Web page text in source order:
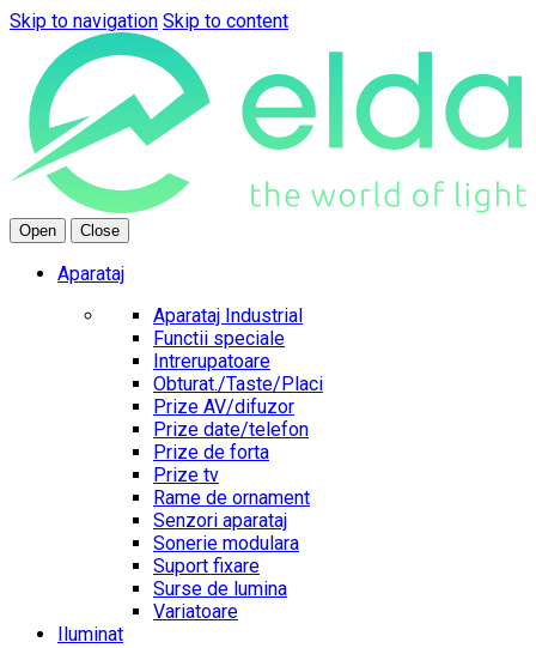
Skip to navigation Skip to content
Open Close
Aparataj
Aparataj Industrial
Functii speciale
Intrerupatoare
Obturat./Taste/Placi
Prize AV/difuzor
Prize date/telefon
Prize de forta
Prize tv
Rame de ornament
Senzori aparataj
Sonerie modulara
Suport fixare
Surse de lumina
Variatoare
Iluminat